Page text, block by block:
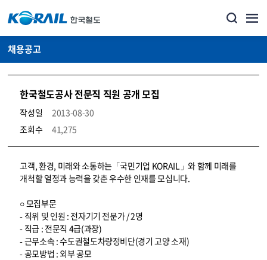
채용공고
한국철도공사 전문직 직원 공개 모집
작성일
2013-08-30
조회수
41,275
코레일소개_경영공시_채용공고 상세보기 – 내용, 파일, 담당자 연락처로 구성
고객, 환경, 미래와 소통하는「국민기업 KORAIL」와 함께 미래를
개척할 열정과 능력을 갖춘 우수한 인재를 모십니다.
○ 모집부문
- 직위 및 인원 : 전자기기 전문가 / 2명
- 직급 : 전문직 4급(과장)
- 근무소속 : 수도권철도차량정비단(경기 고양 소재)
- 공모방법 : 외부 공모